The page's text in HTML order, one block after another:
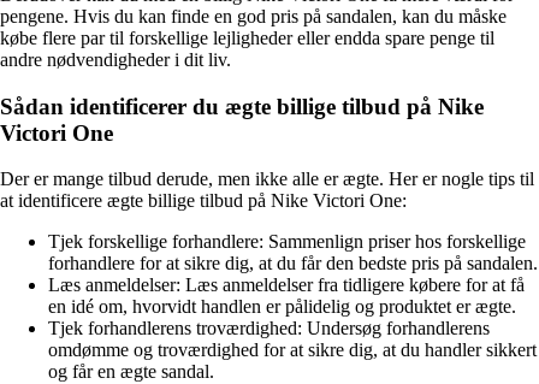
pengene. Hvis du kan finde en god pris på sandalen, kan du måske
købe flere par til forskellige lejligheder eller endda spare penge til
andre nødvendigheder i dit liv.
Sådan identificerer du ægte billige tilbud på Nike
Victori One
Der er mange tilbud derude, men ikke alle er ægte. Her er nogle tips til
at identificere ægte billige tilbud på Nike Victori One:
Tjek forskellige forhandlere: Sammenlign priser hos forskellige
forhandlere for at sikre dig, at du får den bedste pris på sandalen.
Læs anmeldelser: Læs anmeldelser fra tidligere købere for at få
en idé om, hvorvidt handlen er pålidelig og produktet er ægte.
Tjek forhandlerens troværdighed: Undersøg forhandlerens
omdømme og troværdighed for at sikre dig, at du handler sikkert
og får en ægte sandal.